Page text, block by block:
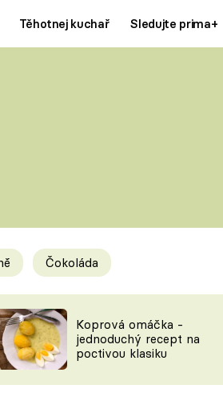
Těhotnej kuchař Sledujte prima+
Prima LAJK
Sledujte nás
Čokoláda
Koprová omáčka -
jednoduchý recept na
poctivou klasiku